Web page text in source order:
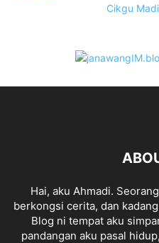
Cikgu Madi
Hai, aku Ahmadi.
berkongsi cerita, dan
Blog ni tempat aku
pandangan aku pasal